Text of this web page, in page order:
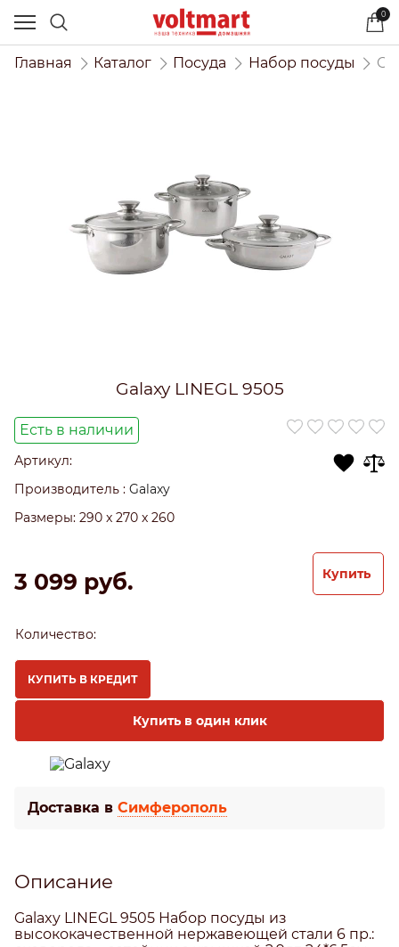
0
Главная Каталог Посуда Набор посуды
Galaxy LINEGL 9505
Есть в наличии
Артикул:
Производитель : Galaxy
Размеры: 290 x 270 x 260
3 099 руб. Купить
Количество:
КУПИТЬ В КРЕДИТ
Купить в один клик
Доставка в Симферополь
Описание
Galaxy LINEGL 9505 Набор посуды из
высококачественной нержавеющей стали 6 пр.: